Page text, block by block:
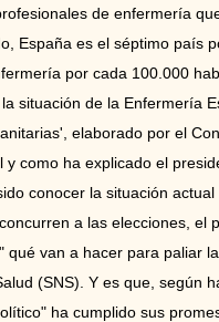
de enfermería
España es el séptimo país
por cada 100.000
situación de la Enfermería
elaborado por el
y como ha explicado el
conocer la situación
a las elecciones, el
qué van a hacer para paliar
(SNS). Y es que, según
ha cumplido sus